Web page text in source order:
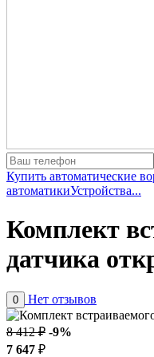
Купить автоматические
автоматикиУстройства...
Комплект
датчика
0 Нет отзывов
8 412 ₽ -9%
7 647 ₽